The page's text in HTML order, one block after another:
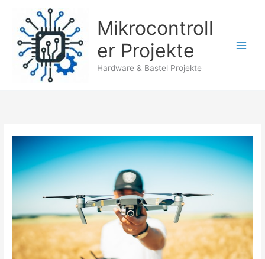
springen
Mikrocontroll
er Projekte
Hardware & Bastel Projekte